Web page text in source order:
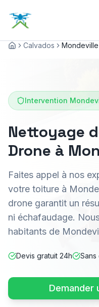
AccueilCalvados Mondeville
Intervention
Nettoyage
Drone à
Faites appel à nos
votre toiture à
drone garantit un
ni échafaudage.
habitants de
Devis gratuit 24h Sans
Demander